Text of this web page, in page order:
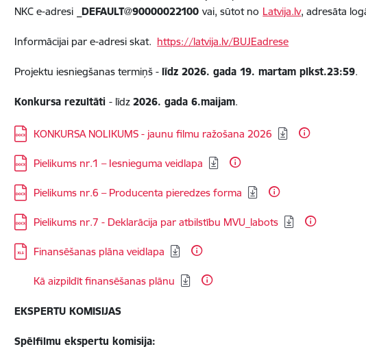
NKC e-adresi _DEFAULT@90000022100vai, sūtot no Latvija.lv, adresāta
Informācijai par e-adresi skat. https://latvija.lv/BUJEadrese
Projektu iesniegšanas termiņš -līdz 2026. gada 19. martam plkst.23:59.
Konkursa rezultāti- līdz2026. gada 6.maijam.
Lejupielādēt:
KONKURSA NOLIKUMS - jaunu filmu ražošana 2026
Lejupielādēt:
Pielikums nr.1 – Iesnieguma veidlapa
Lejupielādēt:
Pielikums nr.6 – Producenta pieredzes forma
Lejupielādēt:
Pielikums nr.7 - Deklarācija par atbilstību MVU_labots
Lejupielādēt:
Finansēšanas plāna veidlapa
Lejupielādēt:
Kā aizpildīt finansēšanas plānu
EKSPERTU KOMISIJAS
Spēlfilmu ekspertu komisija: